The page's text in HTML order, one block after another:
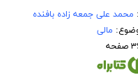
محمد علی جمعه زاده بافنده
مالی